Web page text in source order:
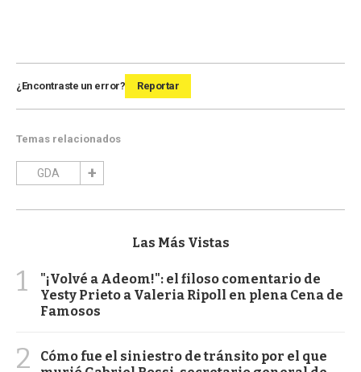
¿Encontraste un error? Reportar
Temas relacionados
GDA
Las Más Vistas
1
"¡Volvé a Adeom!": el filoso comentario de
Yesty Prieto a Valeria Ripoll en plena Cena de
Famosos
2
Cómo fue el siniestro de tránsito por el que